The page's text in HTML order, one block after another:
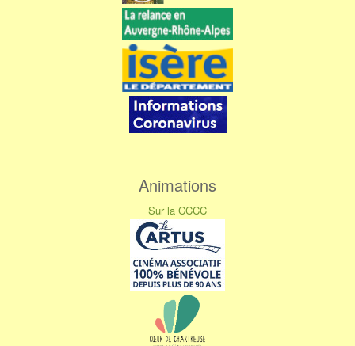
Animations
Sur la CCCC